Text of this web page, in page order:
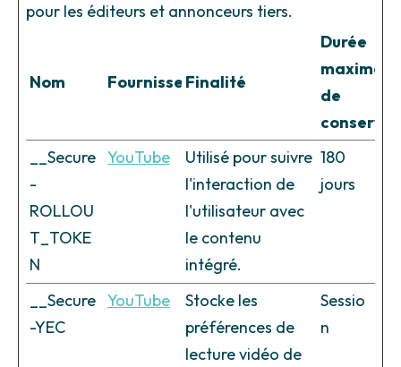
pour les éditeurs et annonceurs tiers.
Nom FournisseurFinalité
Durée
maximale
de
__Secure
-
ROLLOU
T_TOKE
N
YouTube
Utilisé pour suivre
l'interaction de
l'utilisateur avec
le contenu
intégré.
180
jours
__Secure
-YEC
YouTube
Stocke les
préférences de
lecture vidéo de
Sessio
n